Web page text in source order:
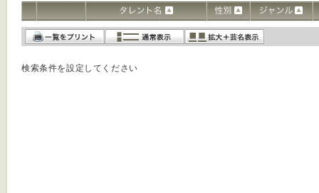
検索条件を設定してください